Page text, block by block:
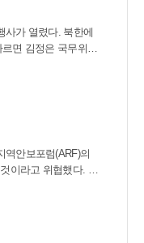
사가 열렸다. 북한에
면 김정은 국무위원
체들이 공개한 사진
역안보포럼(ARF)의
이라고 위협했다. 북
해 발표한 담화에서